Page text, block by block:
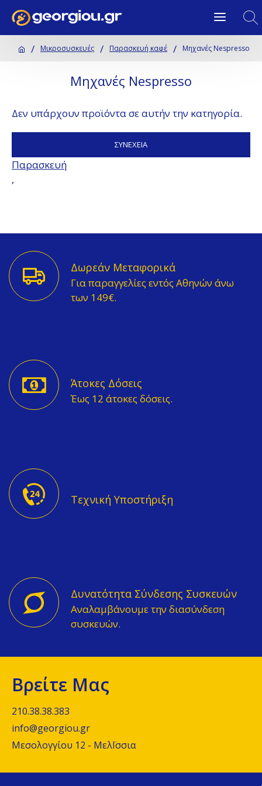
Μικροσυσκευές Παρασκευή καφέ Μηχανές Nespresso
Μηχανές Nespresso
Δεν υπάρχουν προϊόντα σε αυτήν την κατηγορία.
ΣΥΝΈΧΕΙΑ
Παρασκευή
,
Δωρεάν Μεταφορικά
Για παραγγελίες εντός Αθηνών άνω
των 149€.
Άτοκες Δόσεις
Έως 12 άτοκες δόσεις.
Τεχνική Υποστήριξη
Δυνατότητα Σύνδεσης Συσκευών
Αναλαμβάνουμε την διασύνδεση
συσκευών.
Βρείτε Μας
210.38.38.383
info@georgiou.gr
Μεσολογγίου 12 - ΜελΪσσια